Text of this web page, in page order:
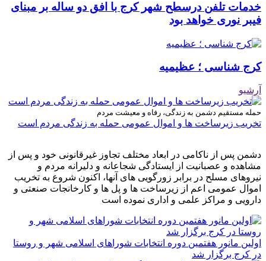
خدمات تلفن درسطح شهر کرج با افق دو ساله بر مبنای
فیبر نوری خواهد بود
کرج شناسی ؛ عظیمیه
آرشیو
حمله مستقیم دشمن به زندگی، رفاه و معیشت مردم
تخریب زیرساخت ها و اموال عمومی حمله به زندگی مردم است
دشمن پس از ناکامی در ابعاد مختلف تجاوز غیرقانونی خود و پس از
مشاهده و عصبانیت از ایستادگی شجاعانه و دلیرانه مردم و
نیروهای مسلح در برابر زورگویی های آنها، اکنون شروع به تخریب
اموال عمومی اعم از زیرساخت ها و پل ها و کارخانجات صنعتی و
دارویی و مراکز علمی و اداری نموده است
اولین مانور هفتمین دوره انتخابات شوراهای اسلامی شهر و روستا
در کرج برگزار شد